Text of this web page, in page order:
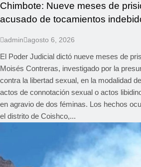
Chimbote: Nueve meses de
acusado de tocamientos
admin agosto 6, 2026
El Poder Judicial dictó nueve meses de
Moisés Contreras, investigado por la
contra la libertad sexual, en la modalidad
actos de connotación sexual o actos
en agravio de dos féminas. Los hechos
el distrito de Coishco,...